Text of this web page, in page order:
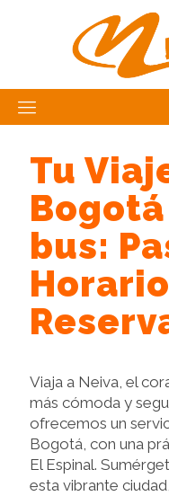
Tu
bus:
Viaja a Neiva, el
más cómoda y
ofrecemos un
Bogotá, con una
El Espinal.
esta vibrante